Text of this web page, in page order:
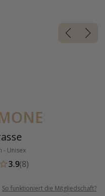
- Unisex
3.9(8)
So funktioniert die Mitgliedschaft?